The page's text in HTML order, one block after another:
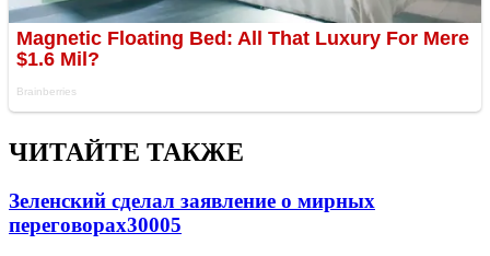
ЧИТАЙТЕ ТАКЖЕ
Зеленский сделал заявление о мирных
переговорах30005